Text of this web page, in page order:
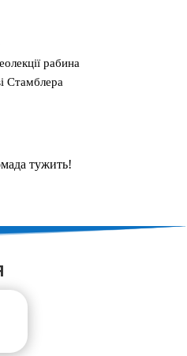
рабина
Стамблера
тужить!